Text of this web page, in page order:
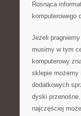
Rosnąca
komputerowego
Jeżeli
musimy w tym
komputerowy
sklepie możemy
dodatkowych
dyski
najczęściej